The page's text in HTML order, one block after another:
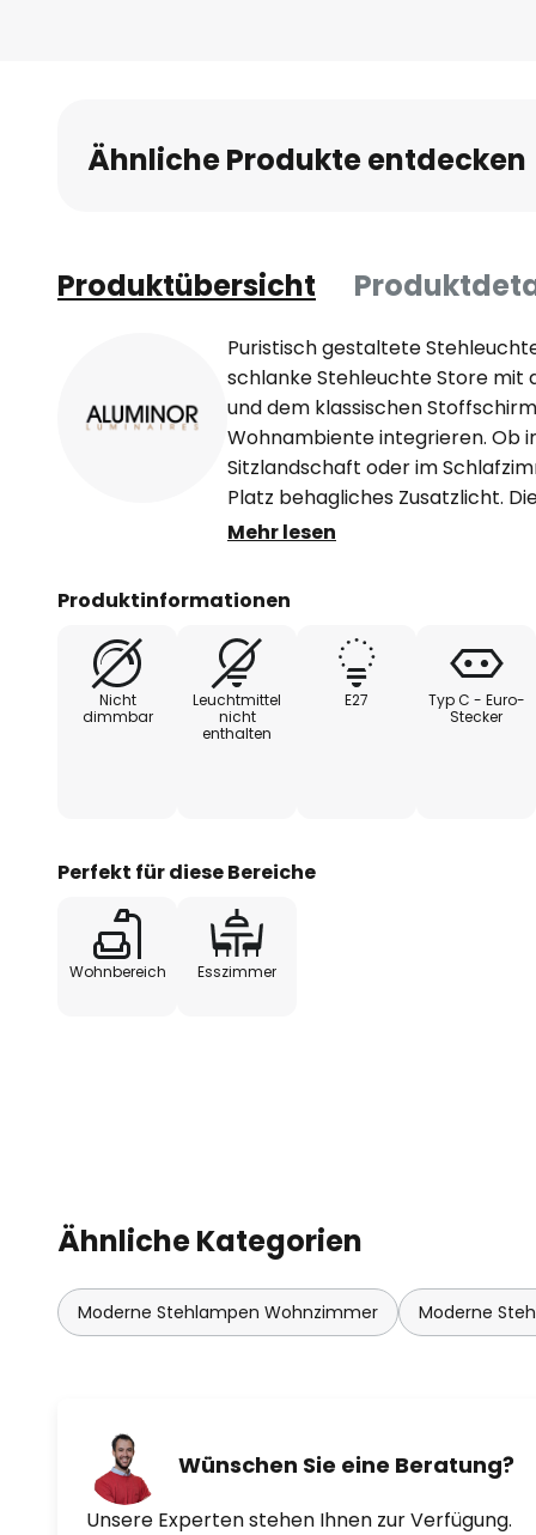
Ähnliche Produkte entdecken
Produktübersicht
Puristisch gestaltete
schlanke Stehleuchte Store
und dem klassischen
Wohnambiente integrieren. Ob
Sitzlandschaft oder im
Platz behagliches Zusatzlicht.
kann variiert werden: Das
Store ganz bequem über den in
Mehr lesen
Produktinformationen
Nicht
dimmbar
Leuchtmittel
nicht
enthalten
E27
Typ C - Euro-
Stecker
Perfekt für diese Bereiche
Wohnbereich Esszimmer
Ähnliche Kategorien
Moderne Stehlampen Wohnzimmer Moderne
Wünschen Sie eine Beratung?
Unsere Experten stehen Ihnen zur Verfügung.